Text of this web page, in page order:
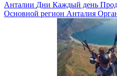
Анталии Дни Каждый день
Основной регион Анталия